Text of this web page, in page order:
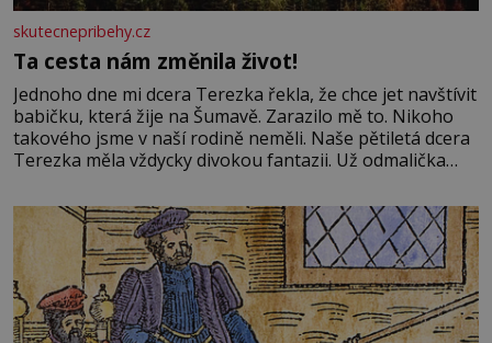
skutecnepribehy.cz
Ta cesta nám změnila život!
Jednoho dne mi dcera Terezka řekla, že chce jet navštívit
babičku, která žije na Šumavě. Zarazilo mě to. Nikoho
takového jsme v naší rodině neměli. Naše pětiletá dcera
Terezka měla vždycky divokou fantazii. Už odmalička
zdálo o jednorožcích, krásných princeznách, statečných
rytířích a létajících dracích.